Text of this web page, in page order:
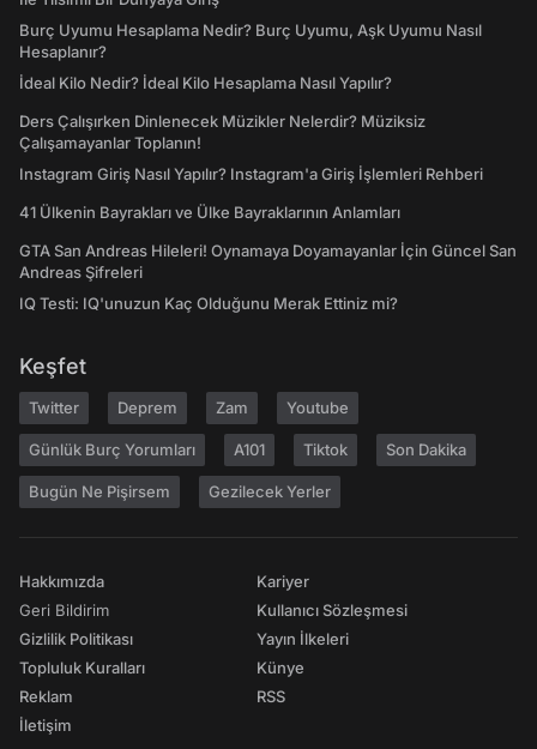
Burç Uyumu Hesaplama Nedir? Burç Uyumu, Aşk Uyumu Nasıl
Hesaplanır?
İdeal Kilo Nedir? İdeal Kilo Hesaplama Nasıl Yapılır?
Ders Çalışırken Dinlenecek Müzikler Nelerdir? Müziksiz
Çalışamayanlar Toplanın!
Instagram Giriş Nasıl Yapılır? Instagram'a Giriş İşlemleri Rehberi
41 Ülkenin Bayrakları ve Ülke Bayraklarının Anlamları
GTA San Andreas Hileleri! Oynamaya Doyamayanlar İçin Güncel San
Andreas Şifreleri
IQ Testi: IQ'unuzun Kaç Olduğunu Merak Ettiniz mi?
Keşfet
Twitter Deprem Zam Youtube
Günlük Burç Yorumları A101 Tiktok Son Dakika
Bugün Ne Pişirsem Gezilecek Yerler
Hakkımızda
Geri Bildirim
Gizlilik Politikası
Topluluk Kuralları
Reklam
İletişim
Kariyer
Kullanıcı Sözleşmesi
Yayın İlkeleri
Künye
RSS